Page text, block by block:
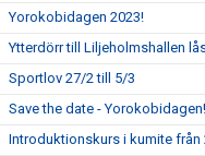
Yorokobidagen 2023!
Ytterdörr till Liljeholmshallen
Sportlov 27/2 till 5/3
Save the date - Yorokobidagen!
Introduktionskurs i kumite från